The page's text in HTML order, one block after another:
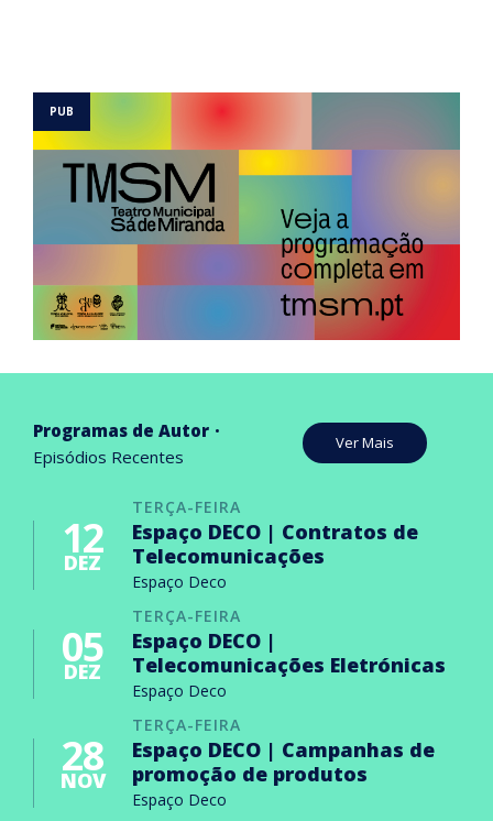
Programas de Autor
Episódios Recentes
Ver Mais
TERÇA-FEIRA
12
DEZ
Espaço DECO | Contratos de
Telecomunicações
Espaço Deco
TERÇA-FEIRA
05
DEZ
Espaço DECO |
Telecomunicações Eletrónicas
Espaço Deco
TERÇA-FEIRA
28
NOV
Espaço DECO | Campanhas de
promoção de produtos
Espaço Deco